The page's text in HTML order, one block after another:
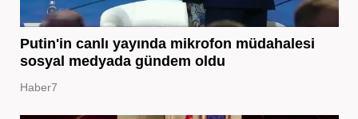
Putin'in canlı yayında mikrofon müdahalesi
sosyal medyada gündem oldu
Haber7